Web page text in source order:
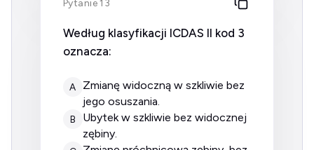
Pytanie 13
Według klasyfikacji ICDAS II kod 3
oznacza:
A
zmianę widoczną w szkliwie bez
jego osuszania.
B
ubytek w szkliwie bez widocznej
zębiny.